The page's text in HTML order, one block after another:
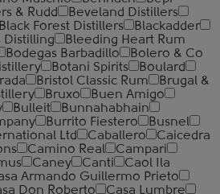
& Rudd
Beveland Distillers
Black Forest Distillers
Blackadder
Distilling
Bleeding Heart Rum
Bodegas Barbadillo
Bolero & Co
Botani Spirits
Boulard
Bristol Classic Rum
Brugal &
Bruxo
Buen Amigo
Bulleit
Bunnahabhain
Burrito Fiestero
Busnel
Ltd Caballero
Caicedra
Camino Real
Campari
Caney Canti
Caol Ila
Armando Guillermo Prieto
Don Roberto
Casa Lumbre